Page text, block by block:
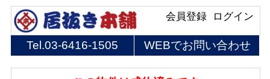
ログイン
会員登録
Tel.03-6416-1505 WEBでお問い合わせ